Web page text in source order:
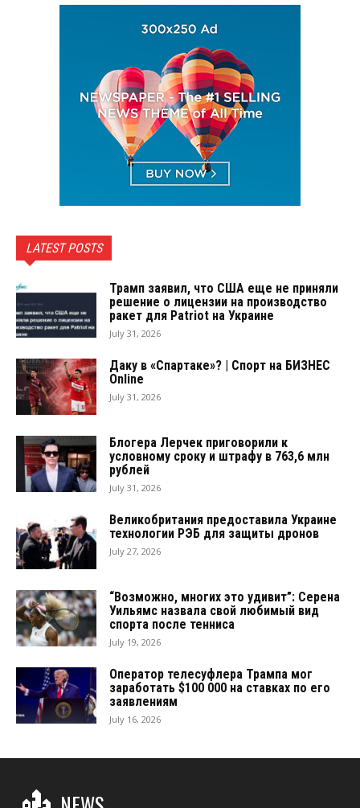
LATEST POSTS
Трамп заявил, что США еще не приняли
решение о лицензии на производство
ракет для Patriot на Украине
July 31, 2026
Даку в «Спартаке»? | Спорт на БИЗНЕС
Online
July 31, 2026
Блогера Лерчек приговорили к
условному сроку и штрафу в 763,6 млн
рублей
July 31, 2026
Великобритания предоставила Украине
технологии РЭБ для защиты дронов
July 27, 2026
“Возможно, многих это удивит”: Серена
Уильямс назвала свой любимый вид
спорта после тенниса
July 19, 2026
Оператор телесуфлера Трампа мог
заработать $100 000 на ставках по его
заявлениям
July 16, 2026